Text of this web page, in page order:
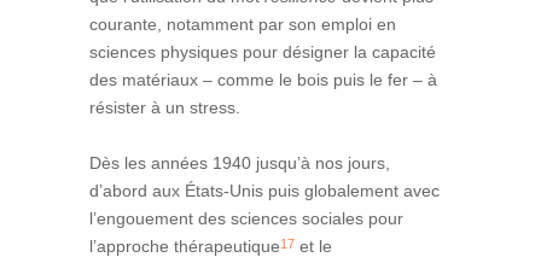
courante, notamment par son emploi en
sciences physiques pour désigner la capacité
des matériaux – comme le bois puis le fer – à
résister à un stress.
Dès les années 1940 jusqu’à nos jours,
d’abord aux États-Unis puis globalement avec
l’engouement des sciences sociales pour
l’approche thérapeutique17 et le